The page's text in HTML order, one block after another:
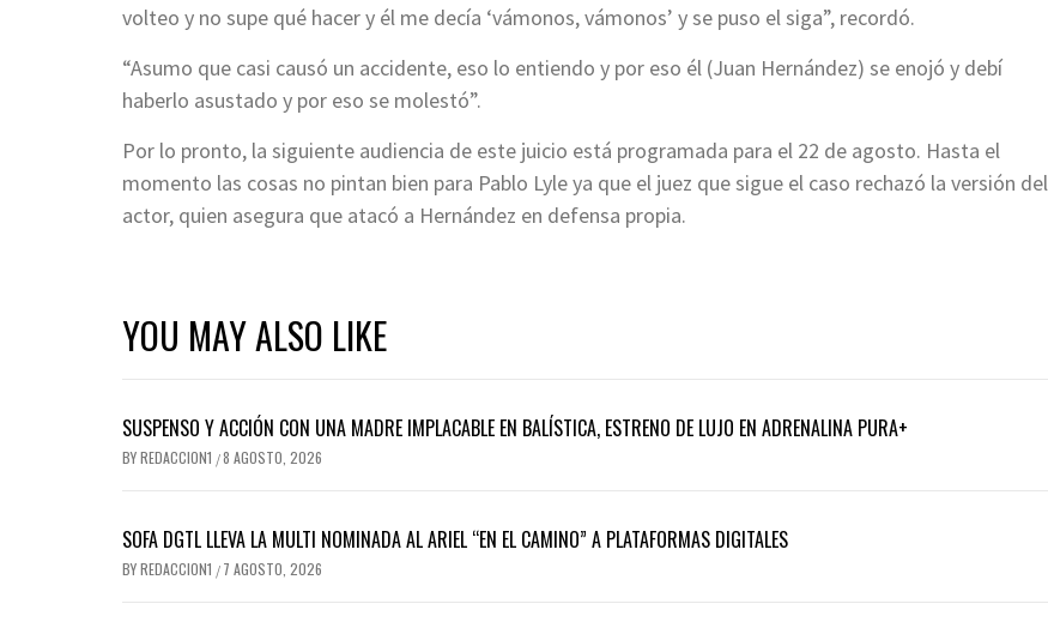
volteo y no supe qué hacer y él me decía ‘vámonos, vámonos’ y se puso el siga”, recordó.
“Asumo que casi causó un accidente, eso lo entiendo y por eso él (Juan Hernández) se enojó y debí
haberlo asustado y por eso se molestó”.
Por lo pronto, la siguiente audiencia de este juicio está programada para el 22 de agosto. Hasta el
momento las cosas no pintan bien para Pablo Lyle ya que el juez que sigue el caso rechazó la versión del
actor, quien asegura que atacó a Hernández en defensa propia.
YOU MAY ALSO LIKE
SUSPENSO Y ACCIÓN CON UNA MADRE IMPLACABLE EN BALÍSTICA, ESTRENO DE LUJO EN ADRENALINA PURA+
BYREDACCION1 /8 AGOSTO, 2026
SOFA DGTL LLEVA LA MULTI NOMINADA AL ARIEL “EN EL CAMINO” A PLATAFORMAS DIGITALES
BYREDACCION1 / 7 AGOSTO, 2026